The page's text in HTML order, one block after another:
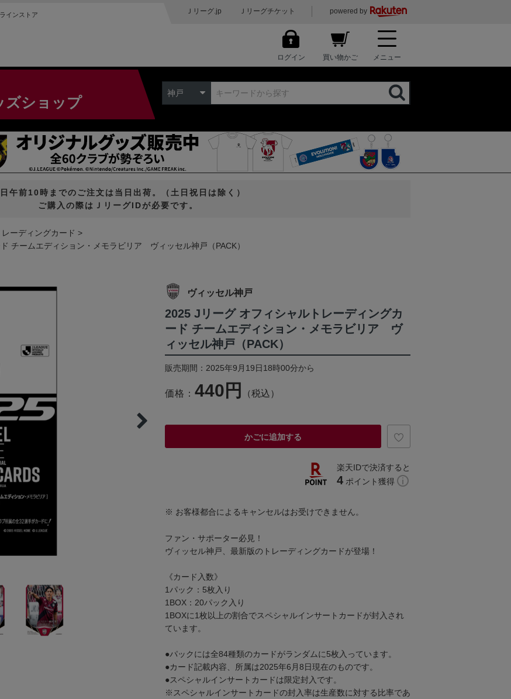
インストア Ｊリーグ.jp Ｊリーグチケット powered by
ログイン 買い物かご メニュー
ズショップ
神戸
午前10時までのご注文は当日出荷。（土日祝日は除く）
ご購入の際はＪリーグIDが必要です。
レーディングカード
チームエディション・メモラビリア ヴィッセル神戸（PACK）
ヴィッセル神戸
2025 Jリーグ オフィシャルトレーディングカ
ード チームエディション・メモラビリア ヴ
ィッセル神戸（PACK）
販売期間：2025年9月19日18時00分から
価格： 440円 （税込）
かごに追加する
楽天IDで決済すると
4 ポイント獲得
※ お客様都合によるキャンセルはお受けできません。
ファン・サポーター必見！
ヴィッセル神戸、最新版のトレーディングカードが登場！
《カード入数》
1パック：5枚入り
1BOX：20パック入り
1BOXに1枚以上の割合でスペシャルインサートカードが封入され
ています。
●パックには全84種類のカードがランダムに5枚入っています。
●カード記載内容、所属は2025年6月8日現在のものです。
●スペシャルインサートカードは限定封入です。
※スペシャルインサートカードの封入率は生産数に対する比率であ